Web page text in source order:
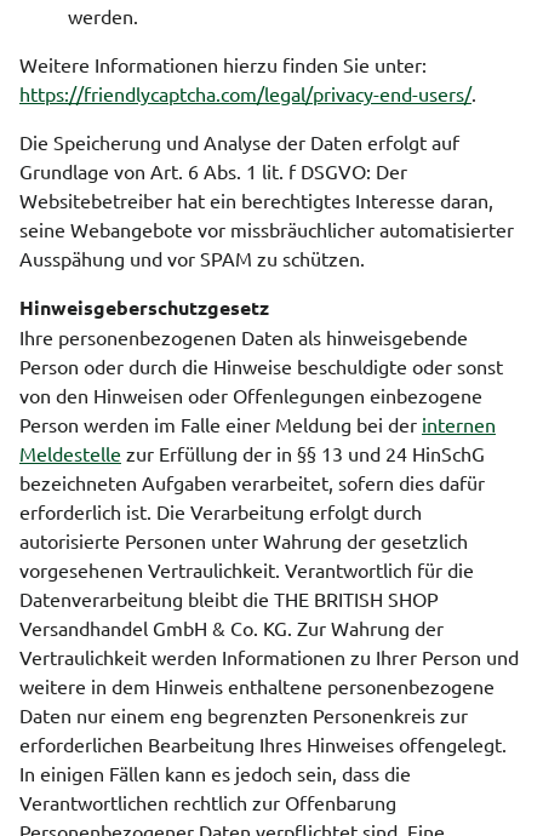
werden.
Weitere Informationen hierzu finden Sie unter:
https://friendlycaptcha.com/legal/privacy-end-users/.
Die Speicherung und Analyse der Daten erfolgt auf
Grundlage von Art. 6 Abs. 1 lit. f DSGVO: Der
Websitebetreiber hat ein berechtigtes Interesse daran,
seine Webangebote vor missbräuchlicher automatisierter
Ausspähung und vor SPAM zu schützen.
Hinweisgeberschutzgesetz
Ihre personenbezogenen Daten als hinweisgebende
Person oder durch die Hinweise beschuldigte oder sonst
von den Hinweisen oder Offenlegungen einbezogene
Person werden im Falle einer Meldung bei der internen
Meldestelle zur Erfüllung der in §§ 13 und 24 HinSchG
bezeichneten Aufgaben verarbeitet, sofern dies dafür
erforderlich ist. Die Verarbeitung erfolgt durch
autorisierte Personen unter Wahrung der gesetzlich
vorgesehenen Vertraulichkeit. Verantwortlich für die
Datenverarbeitung bleibt die THE BRITISH SHOP
Versandhandel GmbH & Co. KG. Zur Wahrung der
Vertraulichkeit werden Informationen zu Ihrer Person und
weitere in dem Hinweis enthaltene personenbezogene
Daten nur einem eng begrenzten Personenkreis zur
erforderlichen Bearbeitung Ihres Hinweises offengelegt.
In einigen Fällen kann es jedoch sein, dass die
Verantwortlichen rechtlich zur Offenbarung
Personenbezogener Daten verpflichtet sind. Eine